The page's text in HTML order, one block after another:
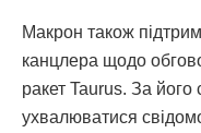
Макрон також
канцлера щодо
ракет Taurus. За
ухвалюватися